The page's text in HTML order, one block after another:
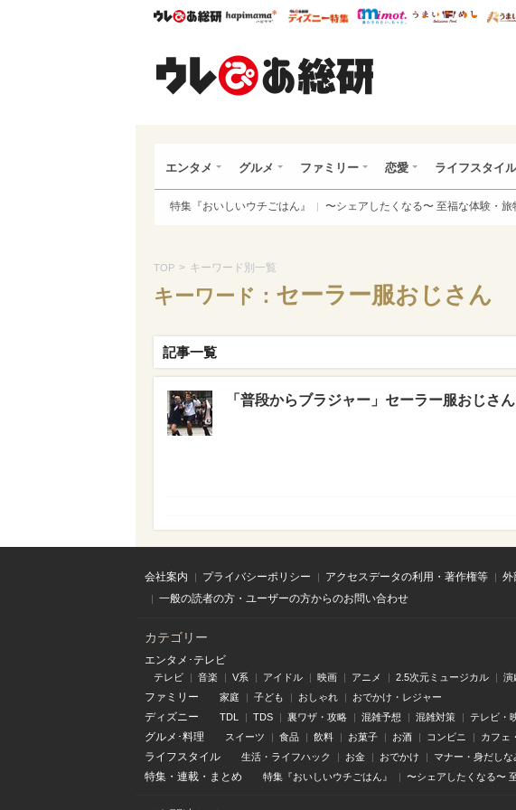
ウレぴあ総研ハピママ* ウレぴあ総研 ディズニー
mimot. うま
エンタメ グルメ ファミリー 恋愛 ライフスタイル
特集『おいしいウチごはん』 〜シェアしたくなる〜 至福な体験・旅
TOP > キーワード別一覧
キーワード： セーラー服おじさん
記事一覧
「普段からブラジャー」セーラー服おじさ
会社案内 プライバシーポリシー アクセスデータの利用・著作権等 外
一般の読者の方・ユーザーの方からのお問い合わせ
カテゴリー
エンタメ･テレビ
テレビ 音楽 V系 アイドル 映画 アニメ 2.5次元ミュージカル 演
ファミリー 家庭 子ども おしゃれ おでかけ・レジャー
ディズニー TDL TDS 裏ワザ・攻略 混雑予想 混雑対策 テレビ・
グルメ･料理 スイーツ 食品 飲料 お菓子 お酒 コンビニ カフェ
ライフスタイル 生活・ライフハック お金 おでかけ マナー・身だしな
特集 ・ 連載 ・ まとめ 特集『おいしいウチごはん』 〜シェアしたくなる〜